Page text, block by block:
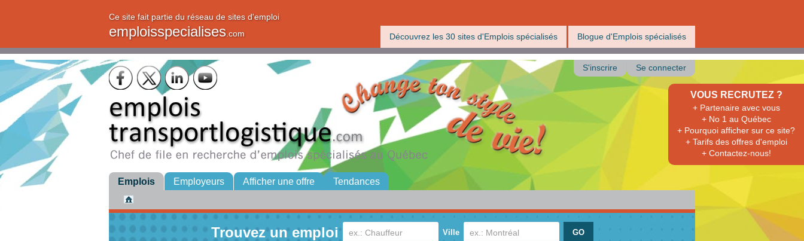
Ce site fait partie du réseau de sites d'emploi
emploisspecialises.com Découvrez les 30 sites d'Emplois spécialisés Blogue d'Emplois spécialisés
VOUS RECRUTEZ ?
+ Partenaire avec vous
+ No 1 au Québec
+ Pourquoi afficher sur ce site?
+ Tarifs des offres d'emploi
+ Contactez-nous!
S'inscrire Se connecter
Emplois Employeurs Afficher une offre Tendances
Trouvez un emploi Ville